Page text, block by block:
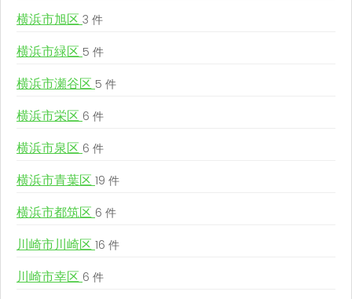
横浜市旭区 3 件
横浜市緑区 5 件
横浜市瀬谷区 5 件
横浜市栄区 6 件
横浜市泉区 6 件
横浜市青葉区 19 件
横浜市都筑区 6 件
川崎市川崎区 16 件
川崎市幸区 6 件